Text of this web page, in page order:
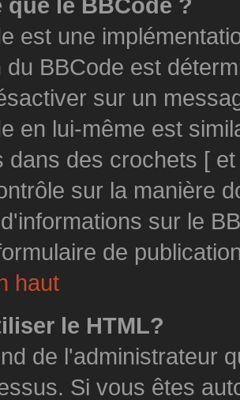
que le BBCode ?
est une
du BBCode est
sur un
en lui-même est
dans des crochets [
sur la manière
sur le
de
haut
le HTML?
de l'administrateur
Si vous êtes